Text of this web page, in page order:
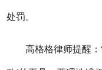
处罚。
高格格律师提醒：“